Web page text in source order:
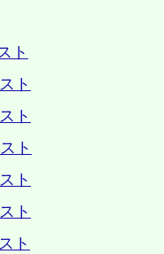
ト
ト
ト
ト
ト
ト
ト